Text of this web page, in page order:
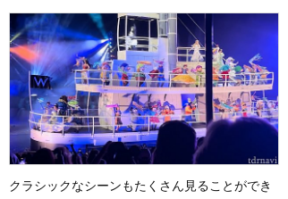
クラシックなシーンもたくさん見ることができ